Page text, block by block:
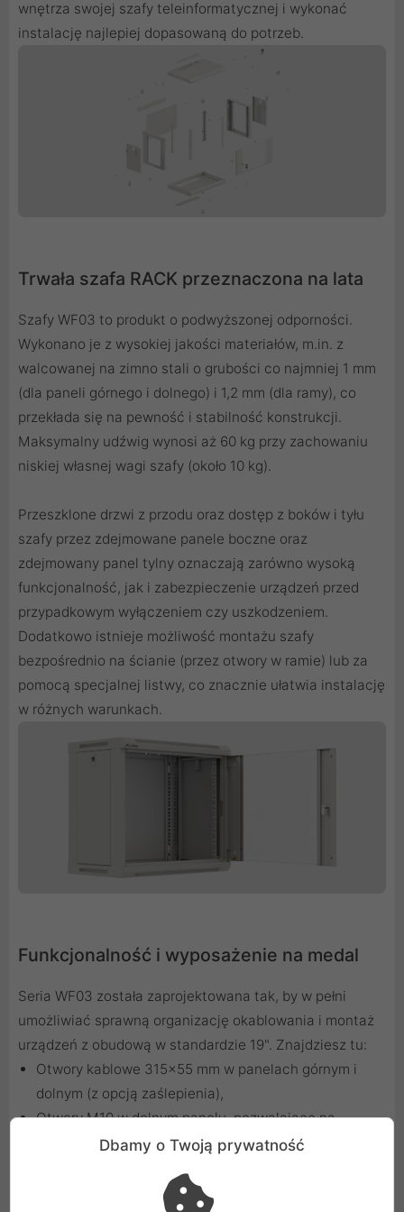
wnętrza swojej szafy teleinformatycznej i wykonać
instalację najlepiej dopasowaną do potrzeb.
Trwała szafa RACK przeznaczona na lata
Szafy WF03 to produkt o podwyższonej odporności.
Wykonano je z wysokiej jakości materiałów, m.in. z
walcowanej na zimno stali o grubości co najmniej 1 mm
(dla paneli górnego i dolnego) i 1,2 mm (dla ramy), co
przekłada się na pewność i stabilność konstrukcji.
Maksymalny udźwig wynosi aż 60 kg przy zachowaniu
niskiej własnej wagi szafy (około 10 kg).
Przeszklone drzwi z przodu oraz dostęp z boków i tyłu
szafy przez zdejmowane panele boczne oraz
zdejmowany panel tylny oznaczają zarówno wysoką
funkcjonalność, jak i zabezpieczenie urządzeń przed
przypadkowym wyłączeniem czy uszkodzeniem.
Dodatkowo istnieje możliwość montażu szafy
bezpośrednio na ścianie (przez otwory w ramie) lub za
pomocą specjalnej listwy, co znacznie ułatwia instalację
w różnych warunkach.
Funkcjonalność i wyposażenie na medal
Seria WF03 została zaprojektowana tak, by w pełni
umożliwiać sprawną organizację okablowania i montaż
urządzeń z obudową w standardzie 19". Znajdziesz tu:
Otwory kablowe 315x55 mm w panelach górnym i
dolnym (z opcją zaślepienia),
Otwory M10 w dolnym panelu, pozwalające na
montaż nóżek lub kółek - idealna alternatywa dla
Kompletny zestaw montażowy: cztery numerowane
Dbamy o Twoją prywatność